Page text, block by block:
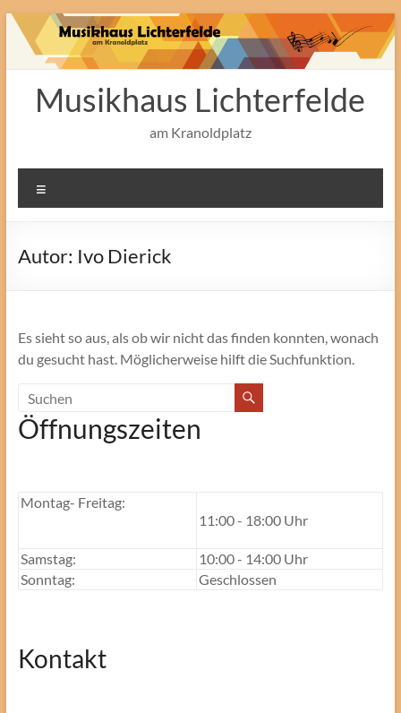
Zum
Inhalt
springen
Musikhaus Lichterfelde
am Kranoldplatz
Autor: Ivo Dierick
Es sieht so aus, als ob wir nicht das finden konnten, wonach
du gesucht hast. Möglicherweise hilft die Suchfunktion.
Öffnungszeiten
Montag- Freitag:
11:00 - 18:00 Uhr
Samstag:
10:00 - 14:00 Uhr
Sonntag:
Geschlossen
Kontakt